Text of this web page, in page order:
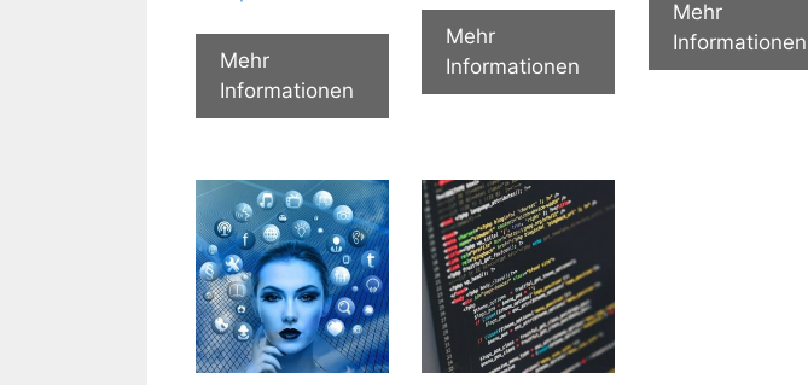
Mehr
Informationen
Mehr
Informationen
Mehr
Informationen